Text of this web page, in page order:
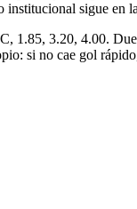
sigue en
1.85, 3.20, 4.00.
si no cae gol